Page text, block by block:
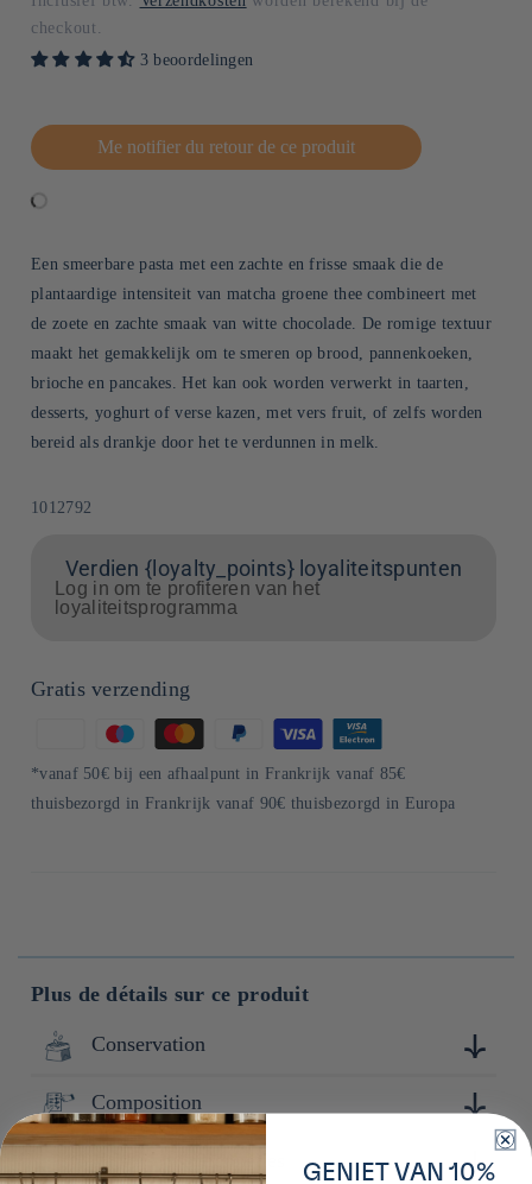
checkout.
3 beoordelingen
Me notifier du retour de ce produit
Een smeerbare pasta met een zachte en frisse smaak die de
plantaardige intensiteit van matcha groene thee combineert met
de zoete en zachte smaak van witte chocolade. De romige textuur
maakt het gemakkelijk om te smeren op brood, pannenkoeken,
brioche en pancakes. Het kan ook worden verwerkt in taarten,
desserts, yoghurt of verse kazen, met vers fruit, of zelfs worden
bereid als drankje door het te verdunnen in melk.
SKU:
1012792
Verdien {loyalty_points} loyaliteitspunten
Log in om te profiteren van het
loyaliteitsprogramma
Gratis verzending
Betaalmethoden
*vanaf 50€ bij een afhaalpunt in Frankrijk vanaf 85€
thuisbezorgd in Frankrijk vanaf 90€ thuisbezorgd in Europa
Plus de détails sur ce produit
Conservation
Conserver à l'abri de la lumière, de la chaleur et de
l'humidité.
Composition
GENIET VAN 10%